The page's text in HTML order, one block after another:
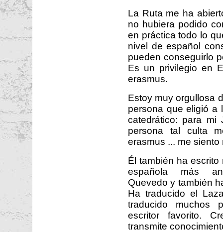
La Ruta me ha
no hubiera podido
en práctica todo lo
nivel de español
pueden conseguirlo
Es un privilegio en
erasmus.
Estoy muy orgullosa
persona que eligió a
catedrático: para
persona tal culta
erasmus ... me siento
Él también ha
española más
Quevedo y también
Ha traducido el
traducido muchos
escritor favorito.
transmite